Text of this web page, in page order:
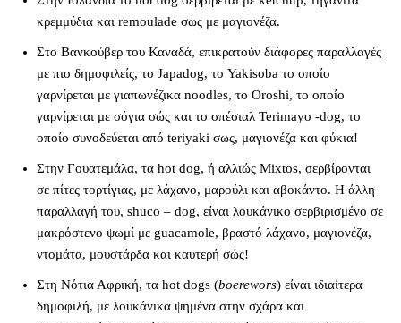
κρεμμύδια και remoulade σως με μαγιονέζα.
Στο Βανκούβερ του Καναδά, επικρατούν διάφορες παραλλαγές
με πιο δημοφιλείς, το Japadog, το Yakisoba το οποίο
γαρνίρεται με γιαπωνέζικα noodles, το Oroshi, το οποίο
γαρνίρεται με σόγια σώς και το σπέσιαλ Terimayo -dog, το
οποίο συνοδεύεται από teriyaki σως, μαγιονέζα και φύκια!
Στην Γουατεμάλα, τα hot dog, ή αλλιώς Mixtos, σερβίρονται
σε πίτες τορτίγιας, με λάχανο, μαρούλι και αβοκάντο. Η άλλη
παραλλαγή του, shuco – dog, είναι λουκάνικο σερβιρισμένο σε
μακρόστενο ψωμί με guacamole, βραστό λάχανο, μαγιονέζα,
ντομάτα, μουστάρδα και καυτερή σώς!
Στη Νότια Αφρική, τα hot dogs (boerewors) είναι ιδιαίτερα
δημοφιλή, με λουκάνικα ψημένα στην σχάρα και